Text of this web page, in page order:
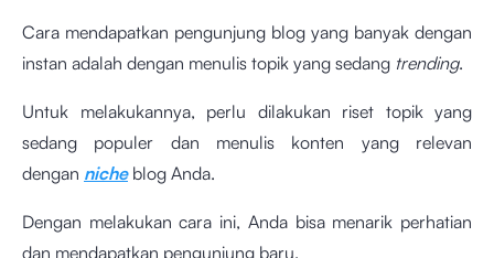
Cara mendapatkan pengunjung blog yang banyak dengan
instan adalah dengan menulis topik yang sedang trending.
Untuk melakukannya, perlu dilakukan riset topik yang
sedang populer dan menulis konten yang relevan
dengan niche blog Anda.
Dengan melakukan cara ini, Anda bisa menarik perhatian
dan mendapatkan pengunjung baru.